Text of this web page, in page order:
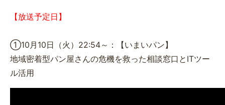
【放送予定日】
①10月10日（火）22:54～：【いまいパン】
地域密着型パン屋さんの危機を救った相談窓口とITツー
ル活用